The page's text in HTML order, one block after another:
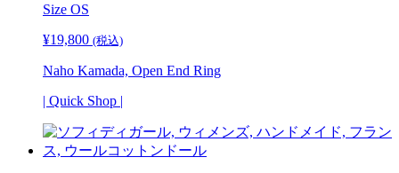
Size OS
¥19,800 (税込)
Naho Kamada, Open End Ring
| Quick Shop |